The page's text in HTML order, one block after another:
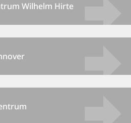
Wilhelm Hirte